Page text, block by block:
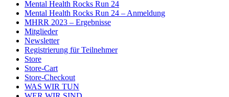
Mental Health Rocks Run 24
Mental Health Rocks Run 24 – Anmeldung
MHRR 2023 – Ergebnisse
Mitglieder
Newsletter
Registrierung für Teilnehmer
Store
Store-Cart
Store-Checkout
WAS WIR TUN